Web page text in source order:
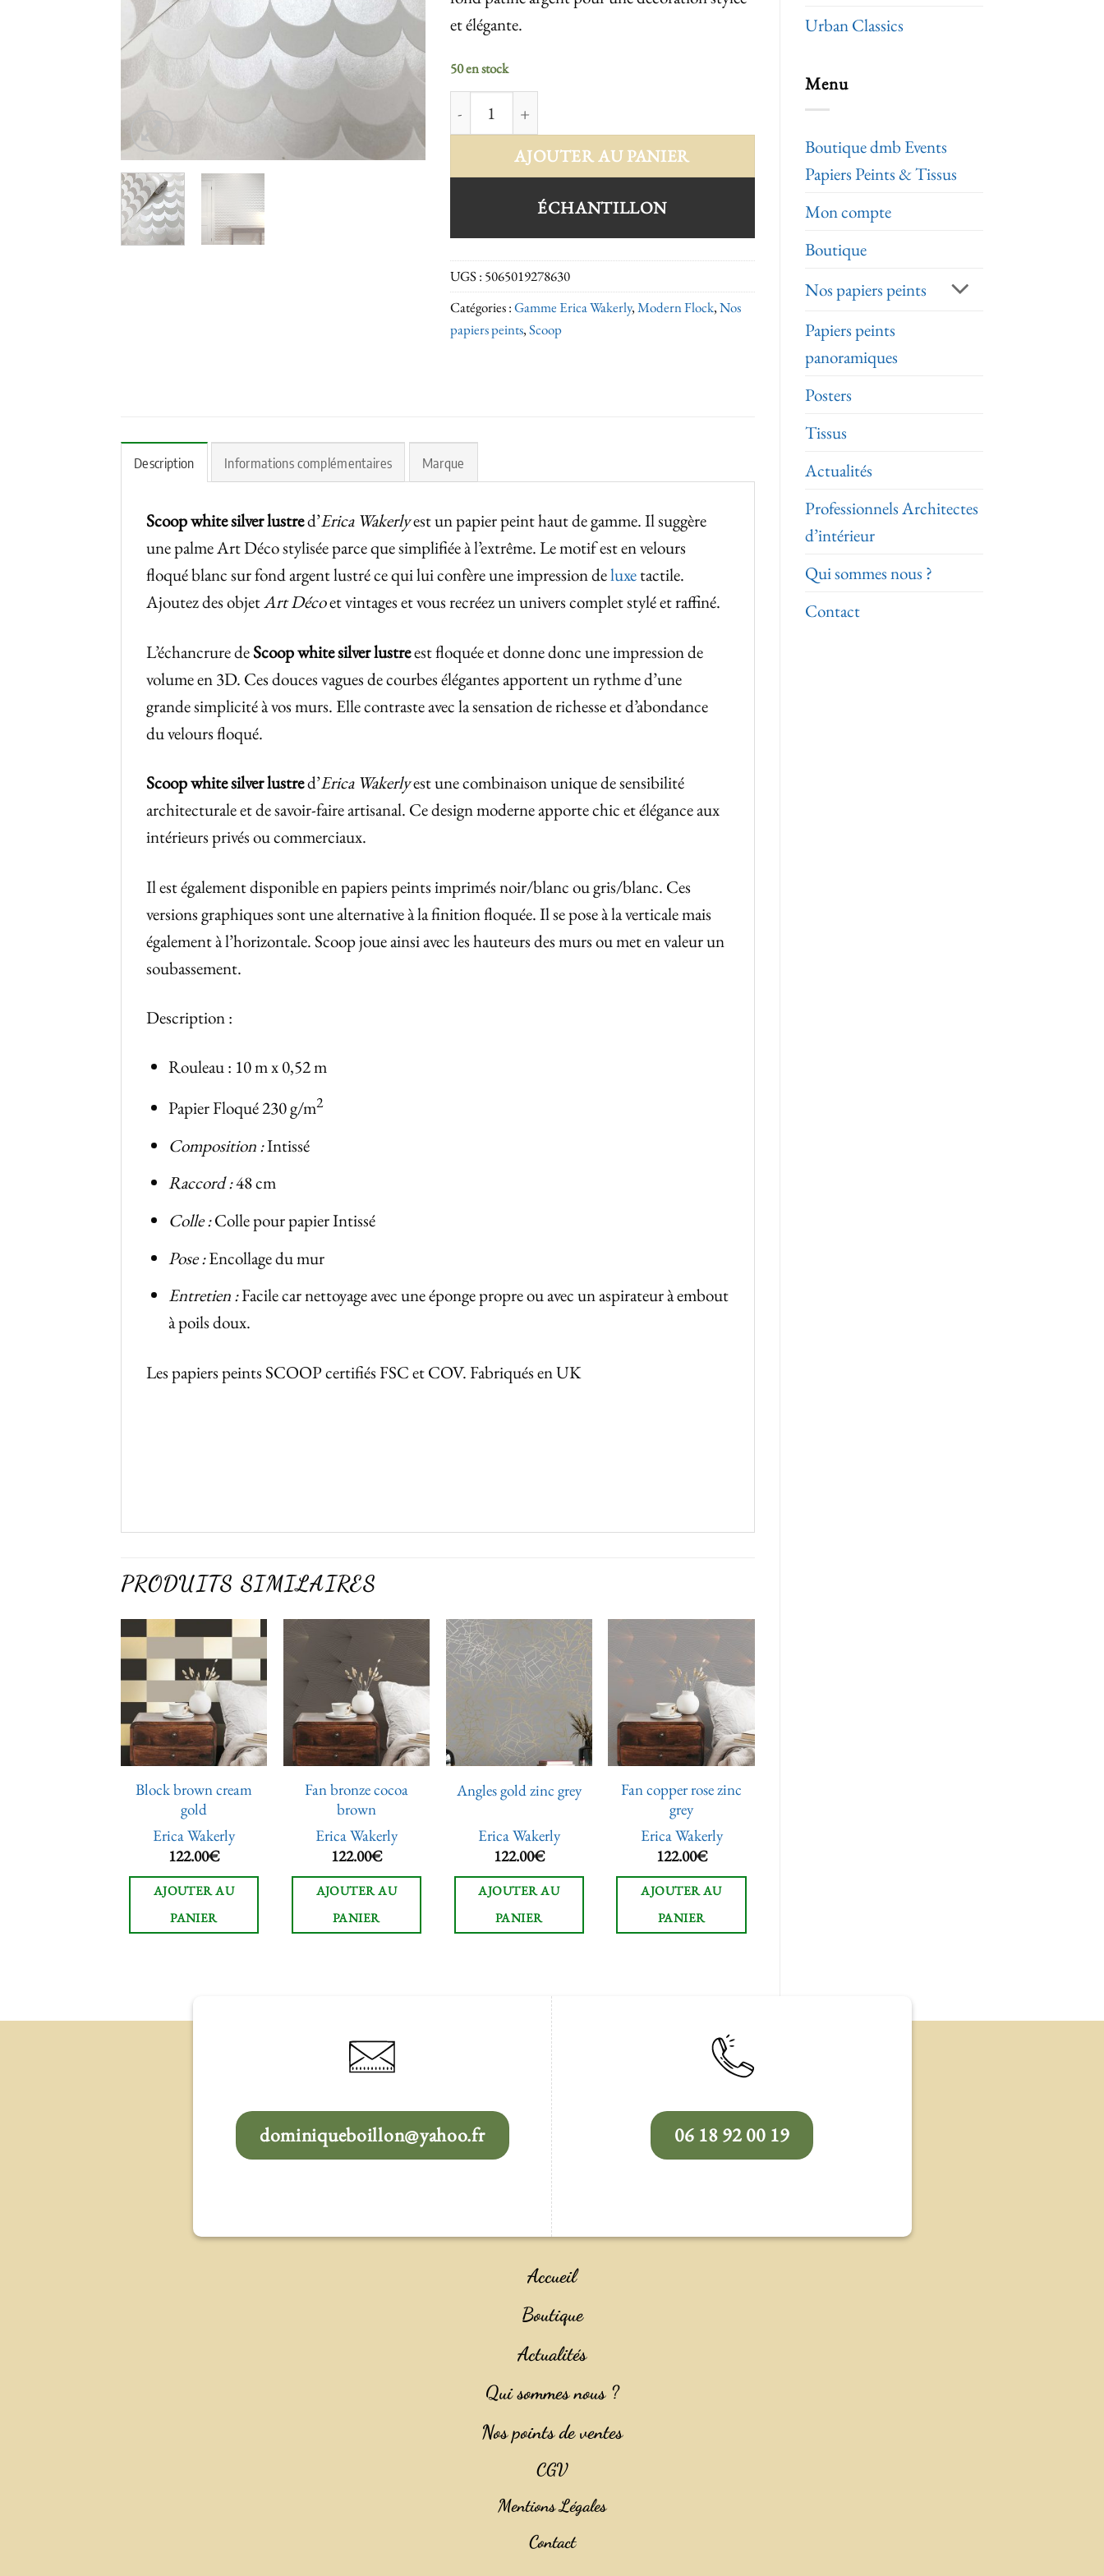
Urban Classics
Menu
Boutique dmb Events
Papiers Peints & Tissus
Mon compte
Boutique
Nos papiers peints
Papiers peints
panoramiques
Posters
Tissus
Actualités
Professionnels Architectes
d’intérieur
Qui sommes nous ?
Contact
et élégante.
50 en stock
quantité de Scoop white silver lustre
AJOUTER AU PANIER
ÉCHANTILLON
UGS : 5065019278630
Catégories :Gamme Erica Wakerly,Modern Flock,Nos
papiers peints,Scoop
Description Informations complémentaires Marque
Scoop white silver lustred’Erica Wakerlyest un papier peint haut de gamme. Il suggère
une palme Art Déco stylisée parce que simplifiée à l’extrême. Le motif est en velours
floqué blanc sur fond argent lustré ce qui lui confère une impression deluxetactile.
Ajoutez des objetArt Décoet vintages et vous recréez un univers complet stylé et raffiné.
L’échancrure deScoop white silver lustreest floquée et donne donc une impression de
volume en 3D. Ces douces vagues de courbes élégantes apportent un rythme d’une
grande simplicité à vos murs. Elle contraste avec la sensation de richesse et d’abondance
du velours floqué.
Scoop white silver lustred’Erica Wakerlyest une combinaison unique de sensibilité
architecturale et de savoir-faire artisanal. Ce design moderne apporte chic et élégance aux
intérieurs privés ou commerciaux.
Il est également disponible en papiers peints imprimés noir/blanc ou gris/blanc. Ces
versions graphiques sont une alternative à la finition floquée. Il se pose à la verticale mais
également à l’horizontale. Scoop joue ainsi avec les hauteurs des murs ou met en valeur un
soubassement.
Description :
Rouleau : 10 m x 0,52 m
Papier Floqué 230 g/m2
Composition :Intissé
Raccord :48 cm
Colle :Colle pour papier Intissé
Pose :Encollage du mur
Entretien :Facile car nettoyage avec une éponge propre ou avec un aspirateur à embout
à poils doux.
Les papiers peints SCOOP certifiés FSC et COV. Fabriqués en UK
PRODUITS SIMILAIRES
Ajouter
à la liste
de
souhaits
Block brown cream
gold
Erica Wakerly
122.00€
AJOUTER AU
PANIER
Ajouter
à la liste
de
souhaits
Fan bronze cocoa
brown
Erica Wakerly
122.00€
AJOUTER AU
PANIER
Ajouter
à la liste
souhaits
Angles gold zinc grey
Erica Wakerly
122.00€
AJOUTER AU
PANIER
Ajouter
à la liste
de
souhaits
Fan copper rose zinc
grey
Erica Wakerly
122.00€
AJOUTER AU
PANIER
dominiqueboillon@yahoo.fr 06 18 92 00 19
Accueil
Boutique
Actualités
Qui sommes nous ?
Nos points de ventes
CGV
Mentions Légales
Contact